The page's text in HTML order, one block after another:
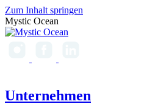
Zum Inhalt springen
Mystic Ocean
Unternehmen